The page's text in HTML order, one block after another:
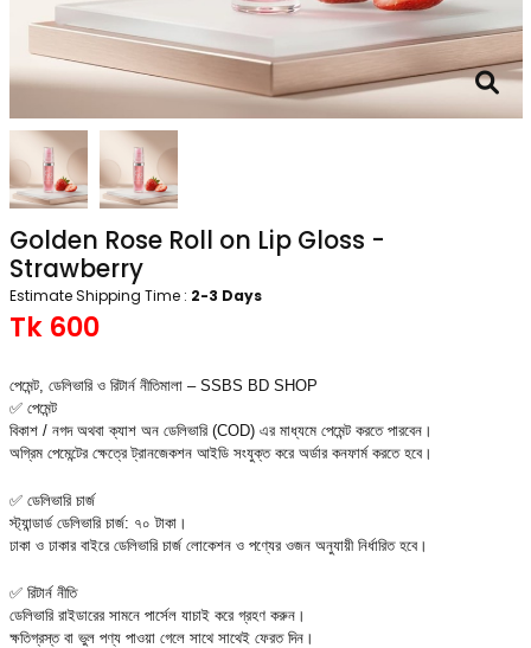
Golden Rose Roll on Lip Gloss -
Strawberry
Estimate Shipping Time : 2-3 Days
Tk 600
পেমেন্ট, ডেলিভারি ও রিটার্ন নীতিমালা – SSBS BD SHOP
✅ পেমেন্ট
বিকাশ / নগদ অথবা ক্যাশ অন ডেলিভারি (COD) এর মাধ্যমে পেমেন্ট করতে পারবেন।
অগ্রিম পেমেন্টের ক্ষেত্রে ট্রানজেকশন আইডি সংযুক্ত করে অর্ডার কনফার্ম করতে হবে।
✅ ডেলিভারি চার্জ
স্ট্যান্ডার্ড ডেলিভারি চার্জ: ৭০ টাকা।
ঢাকা ও ঢাকার বাইরে ডেলিভারি চার্জ লোকেশন ও পণ্যের ওজন অনুযায়ী নির্ধারিত হবে।
✅ রিটার্ন নীতি
ডেলিভারি রাইডারের সামনে পার্সেল যাচাই করে গ্রহণ করুন।
ক্ষতিগ্রস্ত বা ভুল পণ্য পাওয়া গেলে সাথে সাথেই ফেরত দিন।